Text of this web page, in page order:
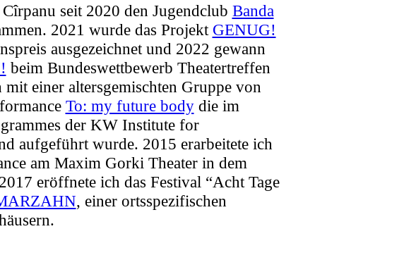
seit 2020 den Jugendclub Banda
2021 wurde das Projekt GENUG!
ausgezeichnet und 2022 gewann
beim Bundeswettbewerb Theatertreffen
einer altersgemischten Gruppe von
To: my future bodydie im
der KW Institute for
aufgeführt wurde. 2015 erarbeitete ich
am Maxim Gorki Theater in dem
eröffnete ich das Festival “Acht Tage
, einer ortsspezifischen